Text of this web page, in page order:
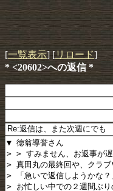
[一覧表示] [リロード]
* <20602>への返信 *